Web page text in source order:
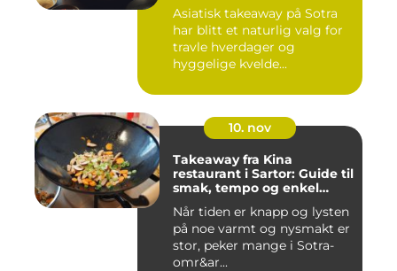
Asiatisk takeaway på Sotra
har blitt et naturlig valg for
travle hverdager og
hyggelige kvelde...
10. nov
Takeaway fra Kina
restaurant i Sartor: Guide til
smak, tempo og enkel
Når tiden er knapp og lysten
på noe varmt og nysmakt er
stor, peker mange i Sotra-
omr&ar...